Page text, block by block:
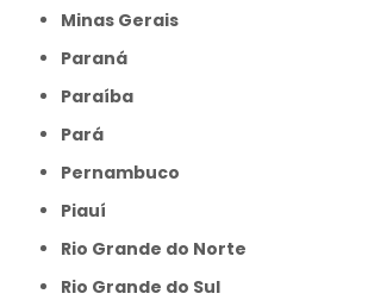
Minas Gerais
Paraná
Paraíba
Pará
Pernambuco
Piauí
Rio Grande do Norte
Rio Grande do Sul